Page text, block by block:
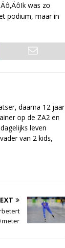
was zo
podium, maar in
daarna 12 jaar
op de ZA2 en
leven
van 2 kids,
meter